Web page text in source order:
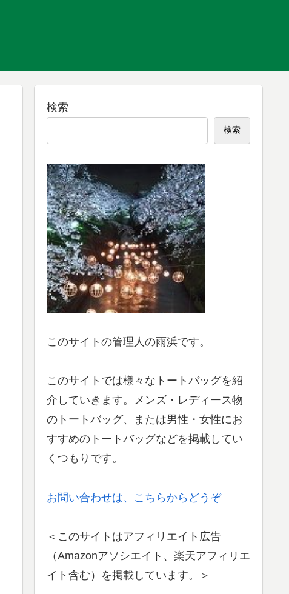
検索
検索
このサイトの管理人の雨浜です。
このサイトでは様々なトートバッグを紹
介していきます。メンズ・レディース物
のトートバッグ、または男性・女性にお
すすめのトートバッグなどを掲載してい
くつもりです。
お問い合わせは、こちらからどうぞ
＜このサイトはアフィリエイト広告
（Amazonアソシエイト、楽天アフィリエ
イト含む）を掲載しています。＞